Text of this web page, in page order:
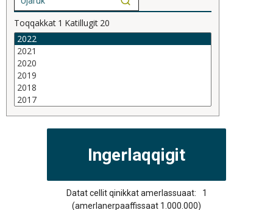
Toqqakkat 1 Katillugit 20
Datat cellit qinikkat amerlassuaat:
1
(amerlanerpaaffissaat 1.000.000)